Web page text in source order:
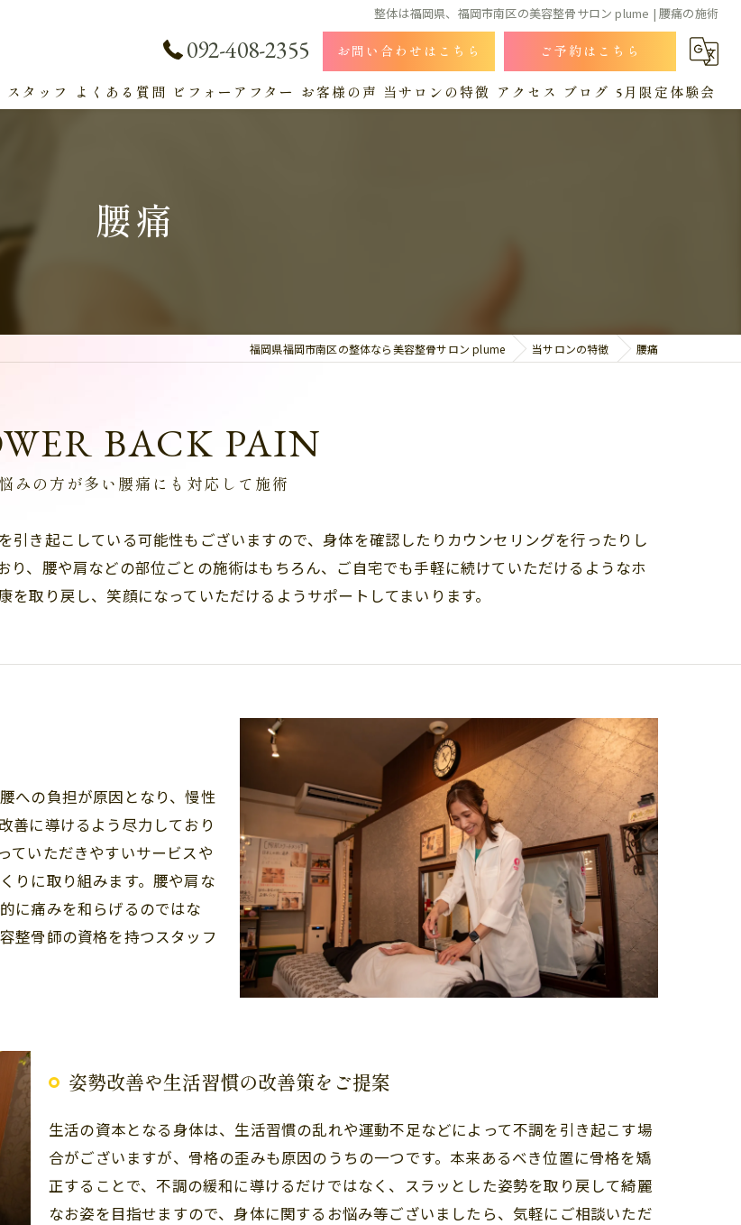
整体は福岡県、福岡市南区の美容整骨サロン plume | 腰痛の施術
092-408-2355 お問い合わせはこちら ご予約はこちら
スタッフ よくある質問 ビフォーアフター お客様の声 当サロンの特徴 アクセス ブログ 5月限定体験会
腰痛
福岡県福岡市南区の整体なら美容整骨サロン plume 当サロンの特徴 腰痛
みの方が多い腰痛にも対応して施術
BACK PAIN
引き起こしている可能性もございますので、身体を確認したりカウンセリングを行ったりし
り、腰や肩などの部位ごとの施術はもちろん、ご自宅でも手軽に続けていただけるようなホ
取り戻し、笑顔になっていただけるようサポートしてまいります。
への負担が原因となり、慢性
善に導けるよう尽力しており
ていただきやすいサービスや
りに取り組みます。腰や肩な
に痛みを和らげるのではな
整骨師の資格を持つスタッフ
姿勢改善や生活習慣の改善策をご提案
生活の資本となる身体は、生活習慣の乱れや運動不足などによって不調を引き起こす場
合がございますが、骨格の歪みも原因のうちの一つです。本来あるべき位置に骨格を矯
正することで、不調の緩和に導けるだけではなく、スラッとした姿勢を取り戻して綺麗
なお姿を目指せますので、身体に関するお悩み等ございましたら、気軽にご相談いただ